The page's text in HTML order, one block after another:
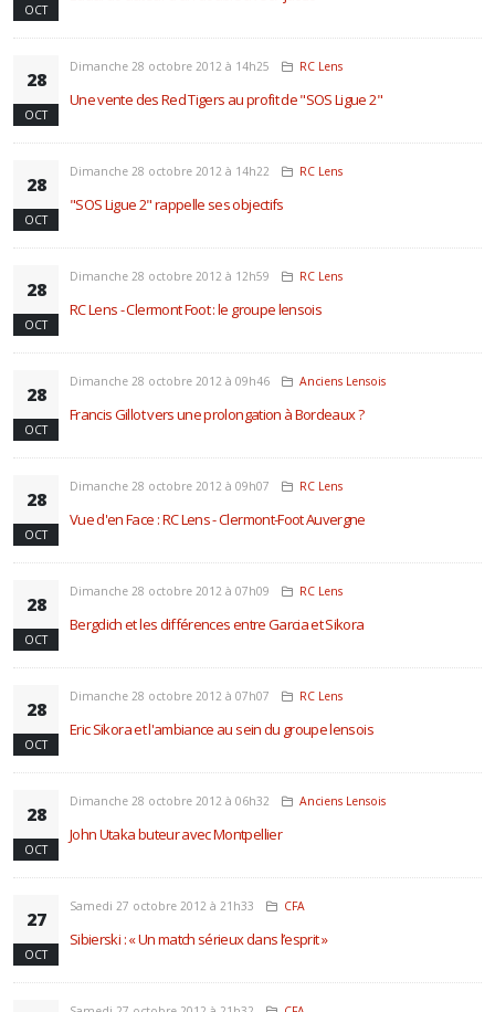
OCT
28
OCT
Dimanche 28 octobre 2012 à 14h25 RC Lens
Une vente des Red Tigers au profit de "SOS Ligue 2"
28
OCT
Dimanche 28 octobre 2012 à 14h22 RC Lens
"SOS Ligue 2" rappelle ses objectifs
28
OCT
Dimanche 28 octobre 2012 à 12h59 RC Lens
RC Lens - Clermont Foot : le groupe lensois
28
OCT
Dimanche 28 octobre 2012 à 09h46 Anciens Lensois
Francis Gillot vers une prolongation à Bordeaux ?
28
OCT
Dimanche 28 octobre 2012 à 09h07 RC Lens
Vue d'en Face : RC Lens - Clermont-Foot Auvergne
28
OCT
Dimanche 28 octobre 2012 à 07h09 RC Lens
Bergdich et les différences entre Garcia et Sikora
28
OCT
Dimanche 28 octobre 2012 à 07h07 RC Lens
Eric Sikora et l'ambiance au sein du groupe lensois
28
OCT
Dimanche 28 octobre 2012 à 06h32 Anciens Lensois
John Utaka buteur avec Montpellier
27
OCT
Samedi 27 octobre 2012 à 21h33 CFA
Sibierski : « Un match sérieux dans l’esprit »